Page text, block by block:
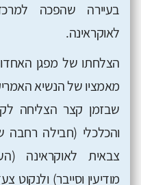
בעיירה שהפכה
לאוקראינה.
הצלחתו של מפגן
מאמציו של הנשיא
שבזמן קצר הצליחה
והכלכלי (חבילה רחבה
צבאית לאוקראינה
מודיעין וסייבר) ולנקוט